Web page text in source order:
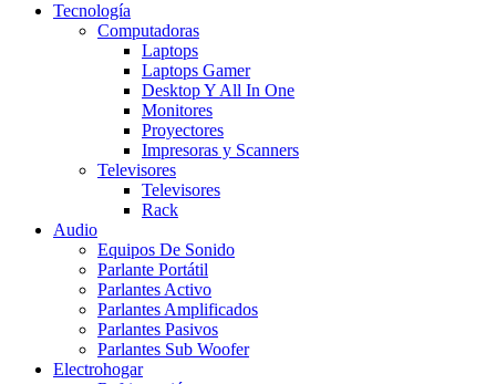
Tecnología
Computadoras
Laptops
Laptops Gamer
Desktop Y All In One
Monitores
Proyectores
Impresoras y Scanners
Televisores
Televisores
Rack
Audio
Equipos De Sonido
Parlante Portátil
Parlantes Activo
Parlantes Amplificados
Parlantes Pasivos
Parlantes Sub Woofer
Electrohogar